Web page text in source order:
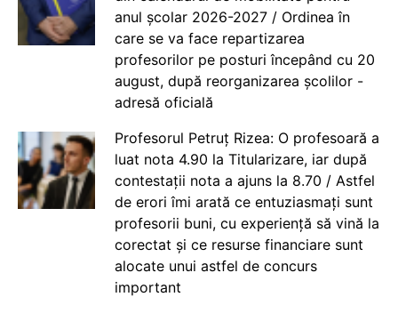
anul școlar 2026-2027 / Ordinea în
care se va face repartizarea
profesorilor pe posturi începând cu 20
august, după reorganizarea școlilor -
adresă oficială
Profesorul Petruț Rizea: O profesoară a
luat nota 4.90 la Titularizare, iar după
contestații nota a ajuns la 8.70 / Astfel
de erori îmi arată ce entuziasmați sunt
profesorii buni, cu experiență să vină la
corectat și ce resurse financiare sunt
alocate unui astfel de concurs
important